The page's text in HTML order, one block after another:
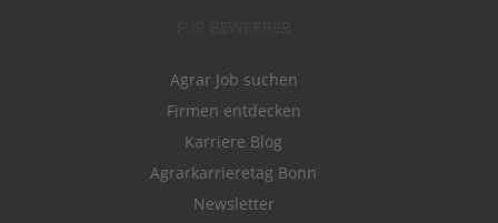
Agrar Job suchen
Firmen entdecken
Karriere Blog
Agrarkarrieretag Bonn
Newsletter